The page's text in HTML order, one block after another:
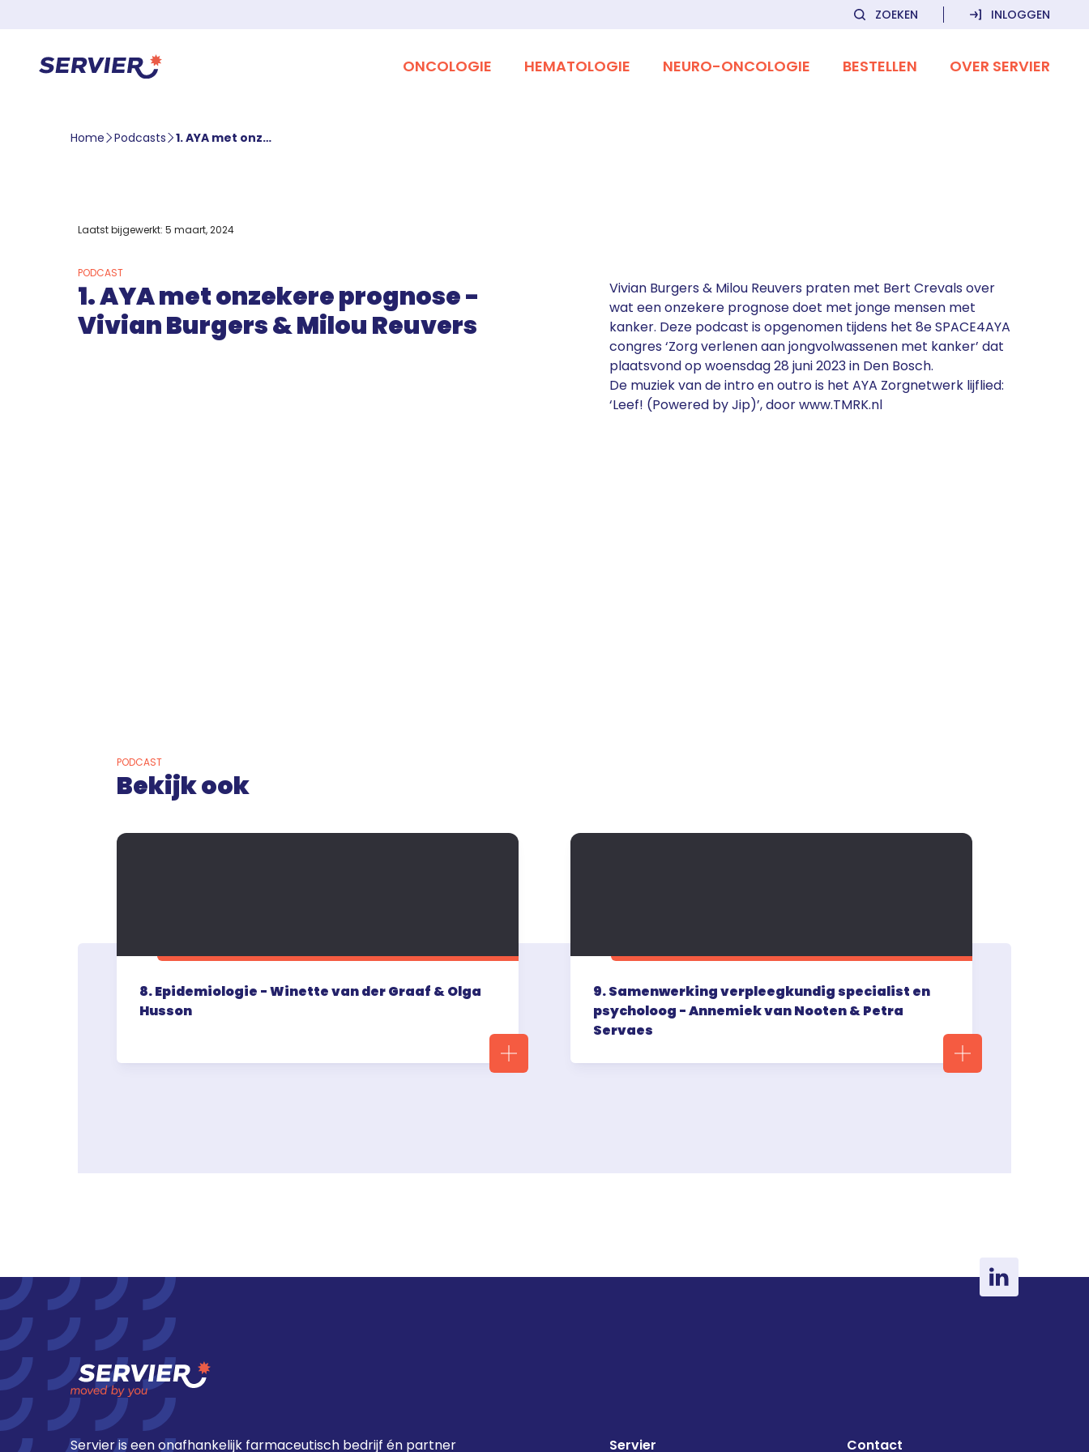
ZOEKEN INLOGGEN
ONCOLOGIE HEMATOLOGIE NEURO-ONCOLOGIE BESTELLEN OVER SERVIER
Home Podcasts 1. AYA met onzekere prognose – Vivian Burgers & Milou Reuvers
Laatst bijgewerkt: 5 maart, 2024
PODCAST
1. AYA met onzekere prognose -
Vivian Burgers & Milou Reuvers
Vivian Burgers & Milou Reuvers praten met Bert Crevals over
wat een onzekere prognose doet met jonge mensen met
kanker. Deze podcast is opgenomen tijdens het 8e SPACE4AYA
congres ‘Zorg verlenen aan jongvolwassenen met kanker’ dat
plaatsvond op woensdag 28 juni 2023 in Den Bosch.
De muziek van de intro en outro is het AYA Zorgnetwerk lijflied:
‘Leef! (Powered by Jip)’, door www.TMRK.nl
PODCAST
Bekijk ook
8. Epidemiologie - Winette van der Graaf & Olga
Husson
9. Samenwerking verpleegkundig specialist en
psycholoog - Annemiek van Nooten & Petra
Servaes
Servier is een onafhankelijk farmaceutisch bedrijf én partner Servier Contact